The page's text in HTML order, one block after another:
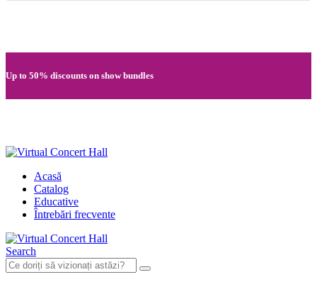
Up to 50% discounts on show bundles
Acasă
Catalog
Educative
Întrebări frecvente
Search